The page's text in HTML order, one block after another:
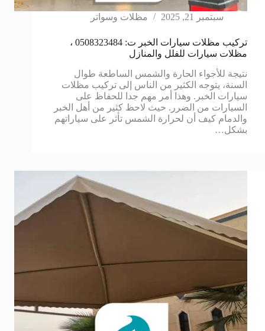
سبتمبر 21, 2025 مظلات وسواتر
تركيب مظلات سيارات الخبر ت: 0508323484 ،
مظلات سيارات للفلل والمنازل
نتيجة للأجواء الحارة والشمس الساطعة طوال
السنة، يتوجه الكثير من الناس إلى تركيب مظلات
سيارات الخبر. وهذا أمر مهم جدا للحفاظ على
السيارات من الضرر. حيث لاحظ كثير من أهل الخبر
والدمام كيف أن لحرارة الشمس تأثر على سياراتهم
بشكل…